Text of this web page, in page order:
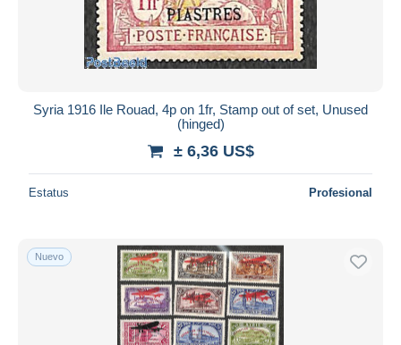
Vendidos
Duration
Todas las duraciones
Sólo con descuento
Envío gratis
Métodos de pago
PayPal
Syria 1916 Ile Rouad, 4p on 1fr, Stamp out of set, Unused
(hinged)
± 6,36 US$
Estatus Profesional
Nuevo